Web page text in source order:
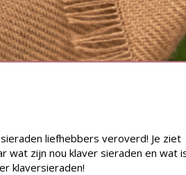
liefhebbers veroverd! Je ziet
wat zijn nou klaver sieraden en wat
klaversieraden!